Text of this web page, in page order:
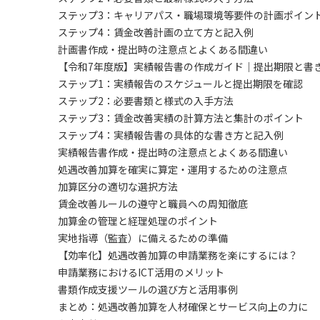
ステップ3：キャリアパス・職場環境等要件の計画ポイン
ステップ4：賃金改善計画の立て方と記入例
計画書作成・提出時の注意点とよくある間違い
【令和7年度版】実績報告書の作成ガイド｜提出期限と書
ステップ1：実績報告のスケジュールと提出期限を確認
ステップ2：必要書類と様式の入手方法
ステップ3：賃金改善実績の計算方法と集計のポイント
ステップ4：実績報告書の具体的な書き方と記入例
実績報告書作成・提出時の注意点とよくある間違い
処遇改善加算を確実に算定・運用するための注意点
加算区分の適切な選択方法
賃金改善ルールの遵守と職員への周知徹底
加算金の管理と経理処理のポイント
実地指導（監査）に備えるための準備
【効率化】処遇改善加算の申請業務を楽にするには？
申請業務におけるICT活用のメリット
書類作成支援ツールの選び方と活用事例
まとめ：処遇改善加算を人材確保とサービス向上の力に